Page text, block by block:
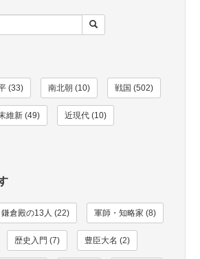
(33) 南北朝 (10) 戦国 (502)
維新 (49) 近現代 (10)
鎌倉殿の13人 (22) 軍師・知略家 (8)
歴史入門 (7) 豊臣大名 (2)